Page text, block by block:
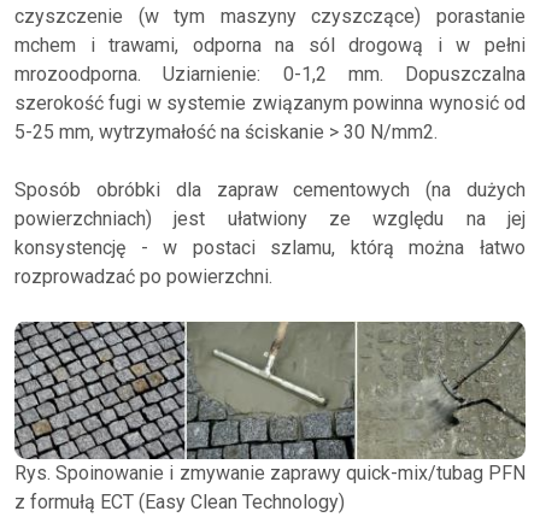
czyszczenie (w tym maszyny czyszczące) porastanie
mchem i trawami, odporna na sól drogową i w pełni
mrozoodporna. Uziarnienie: 0-1,2 mm. Dopuszczalna
szerokość fugi w systemie związanym powinna wynosić od
5-25 mm, wytrzymałość na ściskanie > 30 N/mm2.
Sposób obróbki dla zapraw cementowych (na dużych
powierzchniach) jest ułatwiony ze względu na jej
konsystencję - w postaci szlamu, którą można łatwo
rozprowadzać po powierzchni.
Rys. Spoinowanie i zmywanie zaprawy quick-mix/tubag PFN
z formułą ECT (Easy Clean Technology)